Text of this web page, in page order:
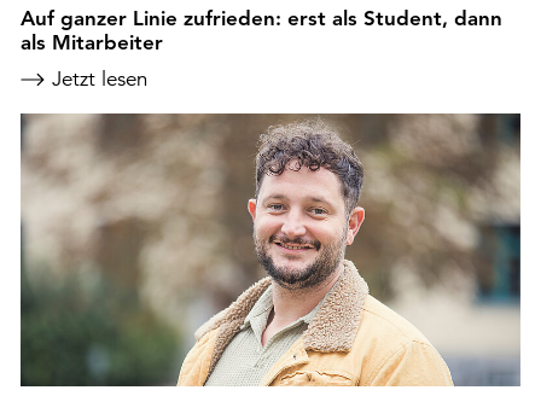
Auf ganzer Linie zufrieden: erst als Student, dann
als Mitarbeiter
Jetzt lesen